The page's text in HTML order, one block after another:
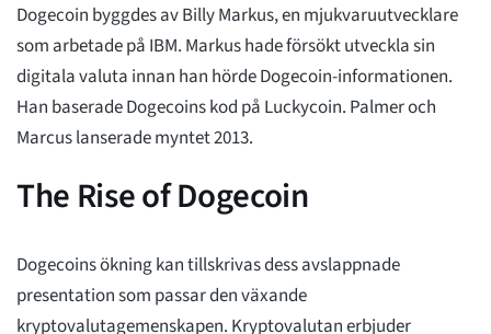
Dogecoin byggdes av Billy Markus, en mjukvaruutvecklare
som arbetade på IBM. Markus hade försökt utveckla sin
digitala valuta innan han hörde Dogecoin-informationen.
Han baserade Dogecoins kod på Luckycoin. Palmer och
Marcus lanserade myntet 2013.
The Rise of Dogecoin
Dogecoins ökning kan tillskrivas dess avslappnade
presentation som passar den växande
kryptovalutagemenskapen. Kryptovalutan erbjuder